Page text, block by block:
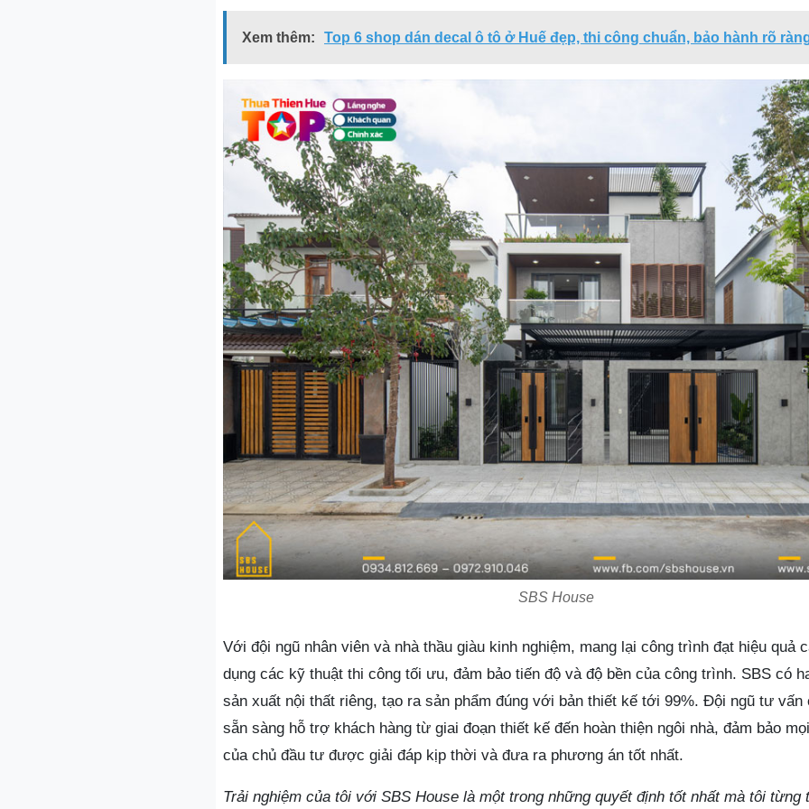
Xem thêm: Top 6 shop dán decal ô tô ở Huế đẹp, thi công chuẩn, bảo hành rõ
SBS House
Với đội ngũ nhân viên và nhà thầu giàu kinh nghiệm, mang lại công trình đạt hiệu quả
dụng các kỹ thuật thi công tối ưu, đảm bảo tiến độ và độ bền của công trình. SBS có
sản xuất nội thất riêng, tạo ra sản phẩm đúng với bản thiết kế tới 99%. Đội ngũ tư vấn
sẵn sàng hỗ trợ khách hàng từ giai đoạn thiết kế đến hoàn thiện ngôi nhà, đảm bảo
của chủ đầu tư được giải đáp kịp thời và đưa ra phương án tốt nhất.
Trải nghiệm của tôi với SBS House là một trong những quyết định tốt nhất mà tôi từng